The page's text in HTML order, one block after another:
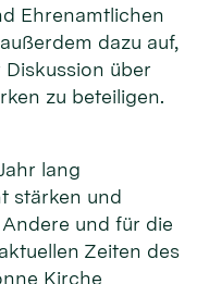
Ehrenamtlichen
dazu auf,
über
zu beteiligen.
lang
stärken und
und für die
Zeiten des
Kirche